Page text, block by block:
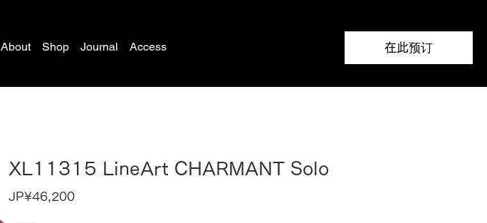
About Shop Journal Access 在此预订
XL11315 LineArt CHARMANT Solo
JP¥46,200價